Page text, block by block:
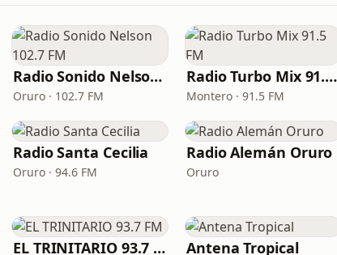
Radio Sonido Nelson 102.7 FM
Oruro · 102.7 FM
Radio Turbo Mix 91.5 FM
Montero · 91.5 FM
Radio Santa Cecilia
Oruro · 94.6 FM
Radio Alemán Oruro
Oruro
EL TRINITARIO 93.7 FM Antena Tropical